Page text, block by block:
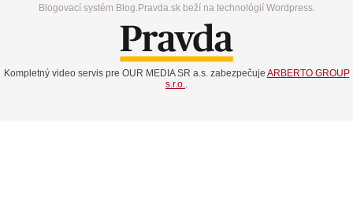
Blogovací systém Blog.Pravda.sk beží na technológií Wordpress.
Kompletný video servis pre OUR MEDIA SR a.s. zabezpečuje ARBERTO GROUP
s.r.o.